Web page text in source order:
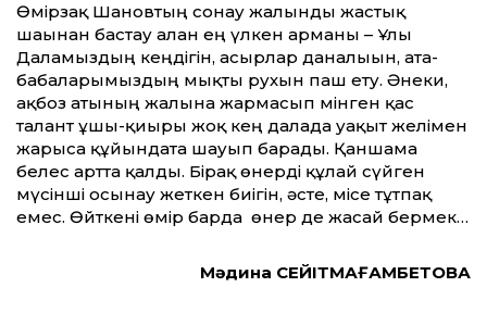
Өмірзақ Шановтың сонау жалынды жастық
шағынан бастау алған ең үлкен арманы – Ұлы
Даламыздың кеңдігін, ғасырлар даналығын, ата-
бабаларымыздың мықты рухын паш ету. Әнеки,
ақбоз атының жалына жармасып мінген қас
талант ұшы-қиыры жоқ кең далада уақыт желімен
жарыса құйындата шауып барады. Қаншама
белес артта қалды. Бірақ өнерді құлай сүйген
мүсінші осынау жеткен биігін, әсте, місе тұтпақ
емес. Өйткені өмір барда өнер де жасай бермек…
Мәдина СЕЙІТМАҒАМБЕТОВА